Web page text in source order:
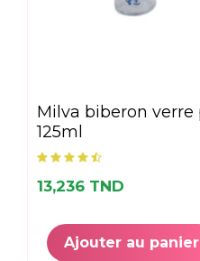
milva biberon verre pm
125ml
13,236 TND
Ajouter au panier